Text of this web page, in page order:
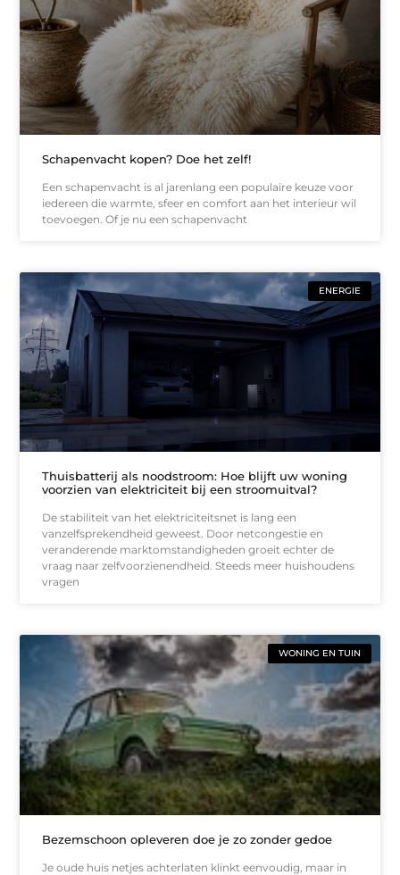
Schapenvacht kopen? Doe het zelf!
Een schapenvacht is al jarenlang een populaire keuze voor
iedereen die warmte, sfeer en comfort aan het interieur wil
toevoegen. Of je nu een schapenvacht
ENERGIE
Thuisbatterij als noodstroom: Hoe blijft uw woning
voorzien van elektriciteit bij een stroomuitval?
De stabiliteit van het elektriciteitsnet is lang een
vanzelfsprekendheid geweest. Door netcongestie en
veranderende marktomstandigheden groeit echter de
vraag naar zelfvoorzienendheid. Steeds meer huishoudens
vragen
WONING EN TUIN
Bezemschoon opleveren doe je zo zonder gedoe
Je oude huis netjes achterlaten klinkt eenvoudig, maar in